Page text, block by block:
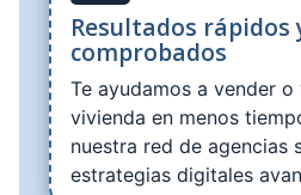
Resultados rápidos
comprobados
Te ayudamos a vender
vivienda en menos
nuestra red de agencias
estrategias digitales